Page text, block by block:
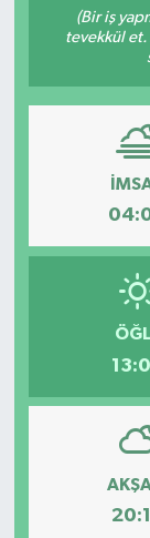
(Bir iş
tevekkül et.
RESMİ